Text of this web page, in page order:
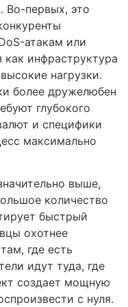
Во-первых, это
атакам или
инфраструктура
нагрузки.
более дружелюбен
глубокого
и специфики
максимально
выше,
количество
быстрый
охотнее
где есть
идут туда, где
создает мощную
с нуля.